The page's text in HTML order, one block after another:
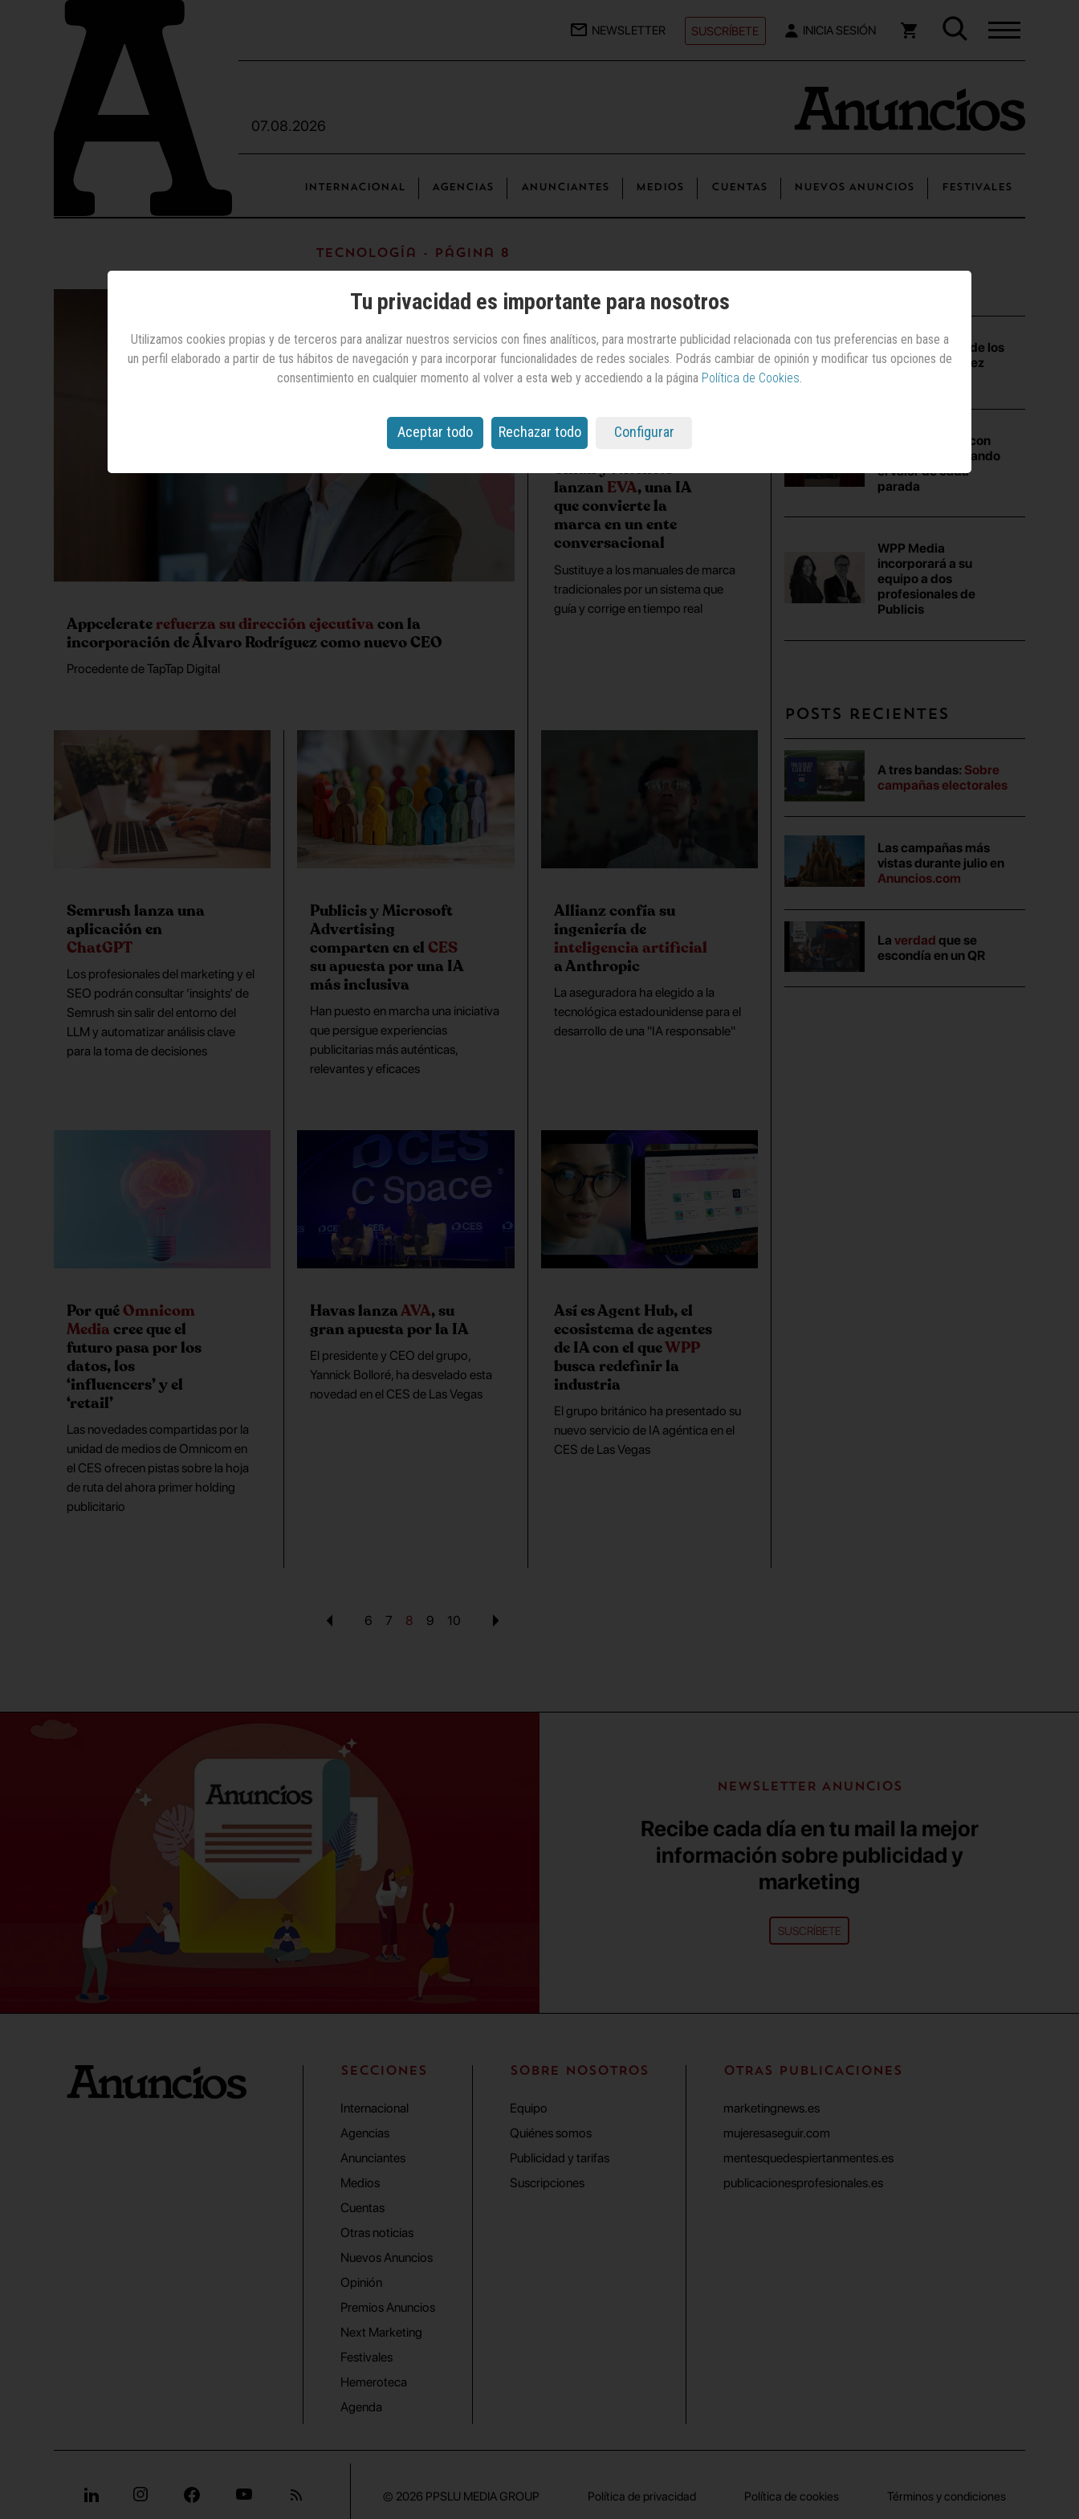
NEWSLETTER SUSCRÍBETE INICIA SESIÓN
07.08.2026
INTERNACIONAL AGENCIAS ANUNCIANTES MEDIOS CUENTAS NUEVOS ANUNCIOS FESTIVALES
Tecnología - Página 8
Appceleraterefuerza su dirección ejecutivacon la
incorporación de Álvaro Rodríguez como nuevo CEO
Procedente de TapTap Digital
Small y Nitsnets
lanzan EVA, una IA
que convierte la
marca en un ente
conversacional
Sustituye a los manuales de marca
tradicionales por un sistema que
guía y corrige en tiempo real
Semrush lanza una
aplicación en
ChatGPT
Los profesionales del marketing y el
SEO podrán consultar ‘insights’ de
Semrush sin salir del entorno del
LLM y automatizar análisis clave
para la toma de decisiones
Publicis y Microsoft
Advertising
comparten en elCES
su apuesta por una IA
más inclusiva
Han puesto en marcha una iniciativa
que persigue experiencias
publicitarias más auténticas,
relevantes y eficaces
Allianz confía su
ingeniería de
inteligencia artificial
a Anthropic
La aseguradora ha elegido a la
tecnológica estadounidense para el
desarrollo de una "IA responsable"
Por quéOmnicom
Mediacree que el
futuro pasa por los
datos, los
‘influencers’ y el
‘retail’
Las novedades compartidas por la
unidad de medios de Omnicom en
el CES ofrecen pistas sobre la hoja
de ruta del ahora primer holding
publicitario
Havas lanzaAVA, su
gran apuesta por la IA
El presidente y CEO del grupo,
Yannick Bolloré, ha desvelado esta
novedad en el CES de Las Vegas
Así es Agent Hub, el
ecosistema de agentes
de IA con el queWPP
busca redefinir la
industria
El grupo británico ha presentado su
nuevo servicio de IA agéntica en el
CES de Las Vegas
6 7 8 9 10
Las vacaciones de los
españoles, en diez
&Rosàs debuta con
Repsol reivindicando
el valor de cada
parada
WPP Media
incorporará a su
equipo a dos
profesionales de
Publicis
Posts recientes
A tres bandas: Sobre
campañas electorales
Las campañas más
vistas durante julio en
Anuncios.com
La verdad que se
escondía en un QR
NEWSLETTER ANUNCIOS
Recibe cada día en tu mail la mejor
información sobre publicidad y
marketing
SUSCRÍBETE
Tu privacidad es importante para nosotros
Utilizamos cookies propias y de terceros para analizar nuestros servicios con fines analíticos, para mostrarte publicidad relacionada con tus preferencias en base a
un perfil elaborado a partir de tus hábitos de navegación y para incorporar funcionalidades de redes sociales. Podrás cambiar de opinión y modificar tus opciones de
consentimiento en cualquier momento al volver a esta web y accediendo a la página Política de Cookies
Aceptar todo Rechazar todo Configurar
SECCIONES
Internacional
Agencias
Anunciantes
Medios
Cuentas
Otras noticias
Nuevos Anuncios
Opinión
Premios Anuncios
Next Marketing
Festivales
Hemeroteca
Agenda
SOBRE NOSOTROS
Equipo
Quiénes somos
Publicidad y tarifas
Suscripciones
OTRAS PUBLICACIONES
marketingnews.es
mujeresaseguir.com
mentesquedespiertanmentes.es
publicacionesprofesionales.es
© 2026 PPSLU MEDIA GROUP Política de privacidad Política de cookies Términos y condiciones